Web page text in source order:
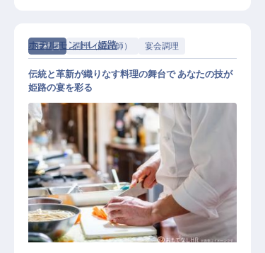
正社員 調理（調理師） 宴会調理
宴会調理スタッフ
ホテルモントレ姫路
伝統と革新が織りなす料理の舞台で あなたの技が
姫路の宴を彩る